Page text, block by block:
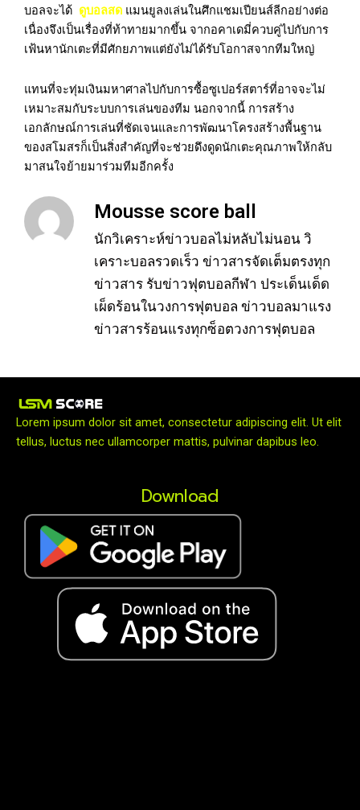
บอลจะได้ ดูบอลสด แมนยูลงเล่นในศึกแชมเปียนส์ลีกอย่างต่อ
เนื่องจึงเป็นเรื่องที่ท้าทายมากขึ้น จากอคาเดมี่ควบคู่ไปกับการ
เฟ้นหานักเตะที่มีศักยภาพแต่ยังไม่ได้รับโอกาสจากทีมใหญ่
แทนที่จะทุ่มเงินมหาศาลไปกับการซื้อซูเปอร์สตาร์ที่อาจจะไม่
เหมาะสมกับระบบการเล่นของทีม นอกจากนี้ การสร้าง
เอกลักษณ์การเล่นที่ชัดเจนและการพัฒนาโครงสร้างพื้นฐาน
ของสโมสรก็เป็นสิ่งสำคัญที่จะช่วยดึงดูดนักเตะคุณภาพให้กลับ
มาสนใจย้ายมาร่วมทีมอีกครั้ง
Mousse score ball
นักวิเคราะห์ข่าวบอลไม่หลับไม่นอน วิ
เคราะบอลรวดเร็ว ข่าวสารจัดเต็มตรงทุก
ข่าวสาร รับข่าวฟุตบอลกีฬา ประเด็นเด็ด
เผ็ดร้อนในวงการฟุตบอล ข่าวบอลมาแรง
ข่าวสารร้อนแรงทุกซ็อตวงการฟุตบอล
Lorem ipsum dolor sit amet, consectetur adipiscing elit. Ut elit
tellus, luctus nec ullamcorper mattis, pulvinar dapibus leo.
Download